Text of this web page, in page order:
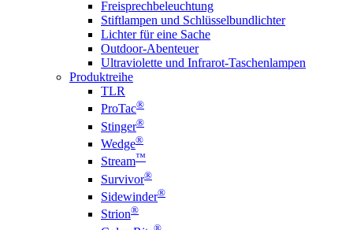
Freisprechbeleuchtung
Stiftlampen und Schlüsselbundlichter
Lichter für eine Sache
Outdoor-Abenteuer
Ultraviolette und Infrarot-Taschenlampen
Produktreihe
TLR
ProTac®
Stinger®
Wedge®
Stream™
Survivor®
Sidewinder®
Strion®
®